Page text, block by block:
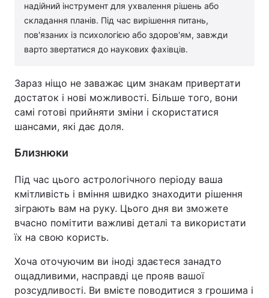
надійний інструмент для ухвалення рішень або
складання планів. Під час вирішення питань,
пов'язаних із психологією або здоров'ям, завжди
варто звертатися до наукових фахівців.
Зараз ніщо не заважає цим знакам привертати
достаток і нові можливості. Більше того, вони
самі готові прийняти зміни і скористатися
шансами, які дає доля.
Близнюки
Під час цього астрологічного періоду ваша
кмітливість і вміння швидко знаходити рішення
зіграють вам на руку. Цього дня ви зможете
вчасно помітити важливі деталі та використати
їх на свою користь.
Хоча оточуючим ви іноді здаєтеся занадто
ощадливими, насправді це прояв вашої
розсудливості. Ви вмієте поводитися з грошима і